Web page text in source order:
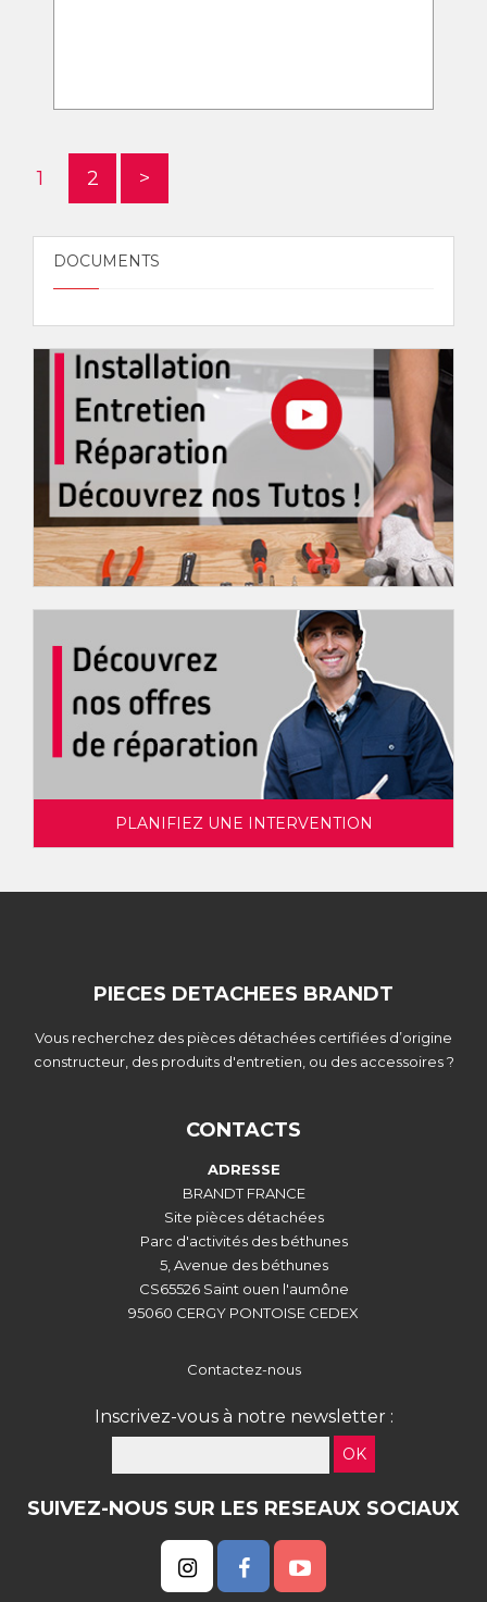
1 2 >
DOCUMENTS
PLANIFIEZ UNE INTERVENTION
PIECES DETACHEES BRANDT
Vous recherchez des pièces détachées certifiées d’origine
constructeur, des produits d'entretien, ou des accessoires ?
CONTACTS
ADRESSE
BRANDT FRANCE
Site pièces détachées
Parc d'activités des béthunes
5, Avenue des béthunes
CS65526 Saint ouen l'aumône
95060 CERGY PONTOISE CEDEX
Contactez-nous
Inscrivez-vous à notre newsletter :
OK
SUIVEZ-NOUS SUR LES RESEAUX SOCIAUX